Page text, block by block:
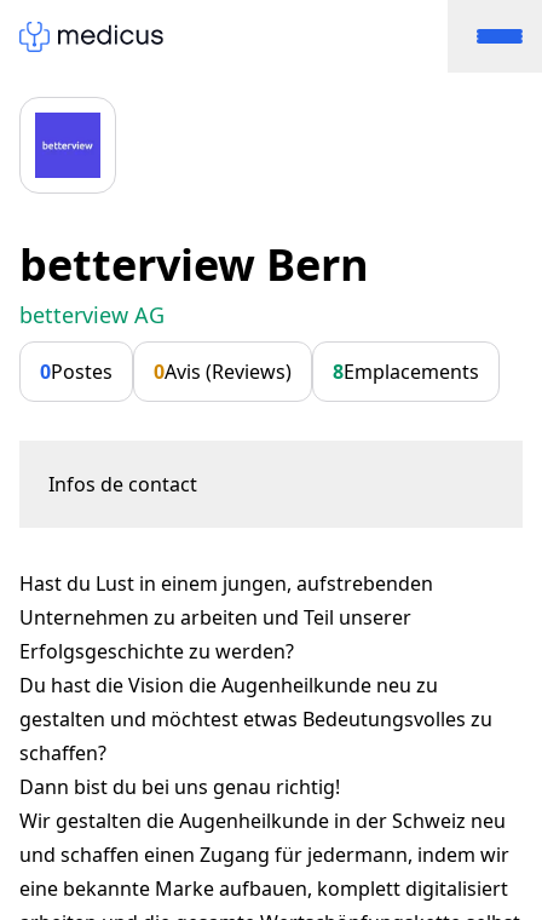
betterview Bern
betterview AG
0Postes 0Avis (Reviews) 8Emplacements
Infos de contact
humanresources@betterview.ch
+41 52 588 02 51
Hast du Lust in einem jungen, aufstrebenden
Unternehmen zu arbeiten und Teil unserer
Erfolgsgeschichte zu werden?
Du hast die Vision die Augenheilkunde neu zu
gestalten und möchtest etwas Bedeutungsvolles zu
schaffen?
Dann bist du bei uns genau richtig!
Wir gestalten die Augenheilkunde in der Schweiz neu
und schaffen einen Zugang für jedermann, indem wir
eine bekannte Marke aufbauen, komplett digitalisiert